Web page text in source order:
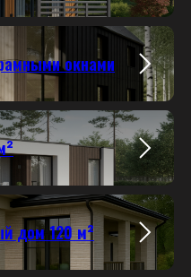
окнами
дом 120 м²